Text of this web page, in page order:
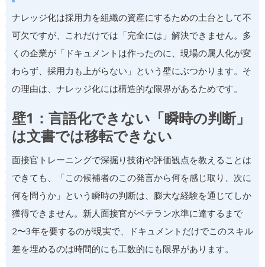
ナレッジ化は採用力を組織の資産にするための土台として不
可欠ですが、これだけでは「完全には」解決できません。多
くの企業が「ドキュメントは作ったのに、現場の属人化が変
わらず、採用力も上がらない」という壁にぶつかります。そ
の理由は、ナレッジ化には構造的な限界があるためです。
壁1：言語化できない「瞬時の判断」
は文書では移転できない
面接官トレーニングで深掘り技術や評価観点を教えることは
できても、「この候補者のこの発言から何を感じ取り、次に
何を問うか」という瞬時の判断は、膨大な経験を通じてしか
獲得できません。新人面接官がベテラン水準に達するまで
2〜3年を要するのが現実で、ドキュメントだけでこのスキル
差を埋めるのは時間的にも工数的にも限界があります。